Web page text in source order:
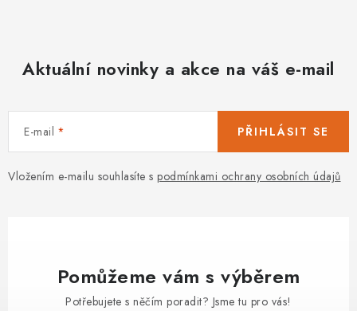
Aktuální novinky a akce na váš e-mail
E-mail
Vložením e-mailu souhlasíte s podmínkami ochrany osobních údajů
PŘIHLÁSIT SE
Pomůžeme vám s výběrem
Potřebujete s něčím poradit? Jsme tu pro vás!